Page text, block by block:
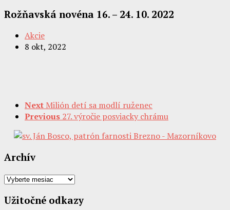
Rožňavská novéna 16. – 24. 10. 2022
Akcie
8 okt, 2022
Next Milión detí sa modlí ruženec
Previous 27. výročie posviacky chrámu
Archív
Archív
Užitočné odkazy